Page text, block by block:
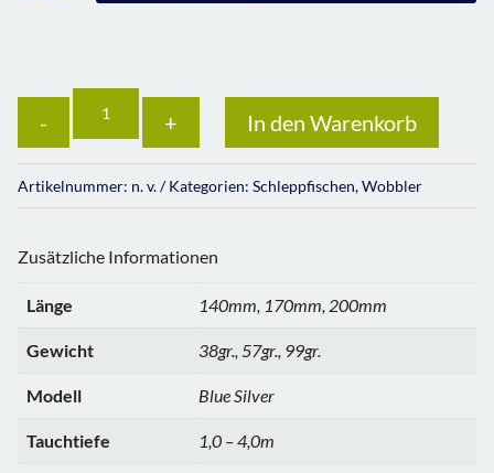
Anzahl
In den Warenkorb
Artikelnummer: n. v. Kategorien: Schleppfischen,Wobbler
Zusätzliche Informationen
Länge 140mm, 170mm, 200mm
Gewicht 38gr., 57gr., 99gr.
Modell Blue Silver
Tauchtiefe 1,0 – 4,0m